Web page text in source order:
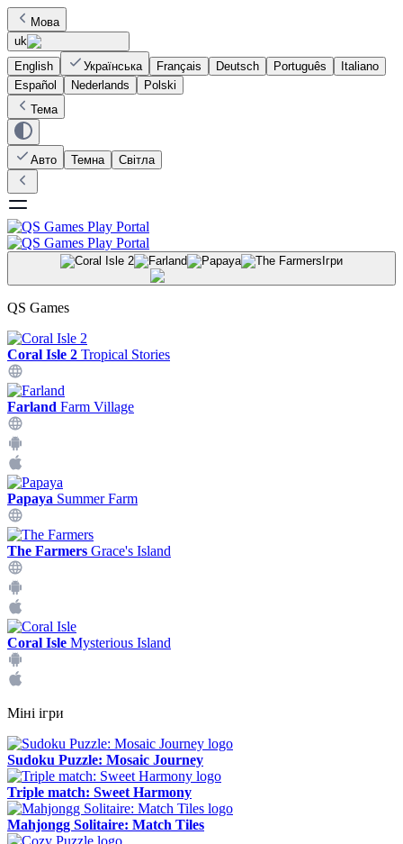
Мова
uk
English
Українська Français Deutsch Português
Italiano
Español
Nederlands
Polski
Тема
Авто Темна Світла
Ігри
QS Games
Coral Isle 2 Tropical Stories
Farland Farm Village
Papaya Summer Farm
The Farmers Grace's Island
Coral Isle Mysterious Island
Міні ігри
Sudoku Puzzle: Mosaic Journey
Triple match: Sweet Harmony
Mahjongg Solitaire: Match Tiles